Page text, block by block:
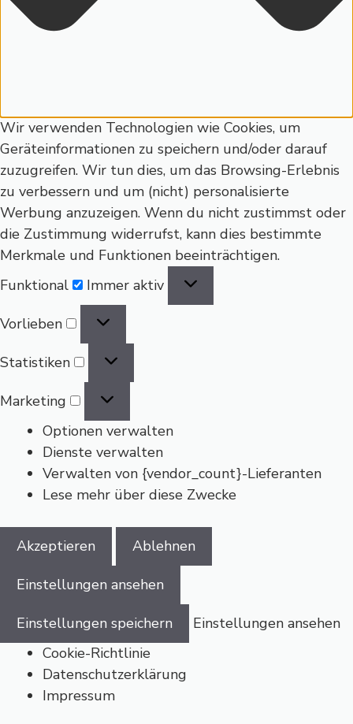
Wir verwenden Technologien wie Cookies, um
Geräteinformationen zu speichern und/oder darauf
zuzugreifen. Wir tun dies, um das Browsing-Erlebnis
zu verbessern und um (nicht) personalisierte
Werbung anzuzeigen. Wenn du nicht zustimmst oder
die Zustimmung widerrufst, kann dies bestimmte
Merkmale und Funktionen beeinträchtigen.
Funktional
Funktional
Immer aktiv
Vorlieben
Statistiken
Marketing
Optionen verwalten
Dienste verwalten
Verwalten von {vendor_count}-Lieferanten
Lese mehr über diese Zwecke
Akzeptieren Ablehnen
Einstellungen ansehen
Einstellungen speichern
Einstellungen ansehen
Cookie-Richtlinie
Datenschutzerklärung
Impressum